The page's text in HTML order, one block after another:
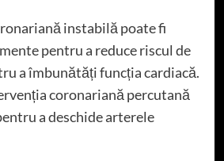
instabilă poate fi
pentru a reduce riscul de
a îmbunătăți funcția cardiacă.
coronariană percutană
a deschide arterele